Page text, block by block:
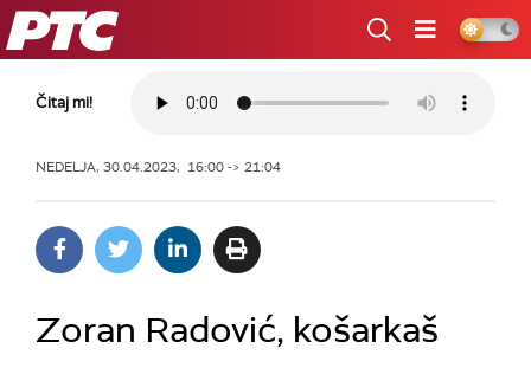
RTS
Čitaj mi!
NEDELJA, 30.04.2023, 16:00 -> 21:04
Zoran Radović, košarkaš